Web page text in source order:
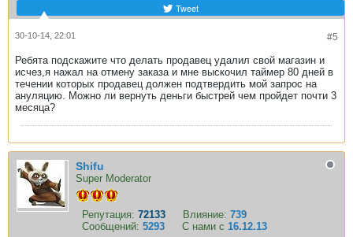
Tweet
#5
30-10-14, 22:01
Ребята подскажите что делать продавец удалил свой магазин и
исчез,я нажал на отмену заказа и мне выскочил таймер 80 дней в
течении которых продавец должен подтвердить мой запрос на
ануляцию. Можно ли вернуть деньги быстрей чем пройдет почти 3
месяца?
Shifu
Super Moderator
Репутация: 72133 Влияние: 739
Сообщений: 5293 С нами с 16.12.13